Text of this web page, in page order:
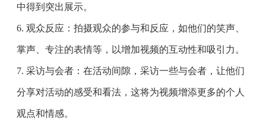
中得到突出展示。
6. 观众反应：拍摄观众的参与和反应，如他们的笑声、
掌声、专注的表情等，以增加视频的互动性和吸引力。
7. 采访与会者：在活动间隙，采访一些与会者，让他们
分享对活动的感受和看法，这将为视频增添更多的个人
观点和情感。